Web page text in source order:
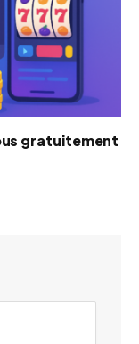
gratuitement